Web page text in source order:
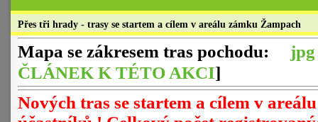
Přes tři hrady - trasy se startem a cílem v areálu zámku Žampach
Mapa se zákresem tras pochodu:
ČLÁNEK K TÉTO AKCI]
Nových tras se startem a cílem v